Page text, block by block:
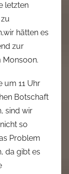
letzten
hätten es
zur
Monsoon.
um 11 Uhr
Botschaft
sind wir
so
Problem
da gibt es